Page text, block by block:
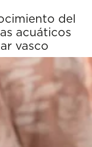
del
acuáticos
vasco